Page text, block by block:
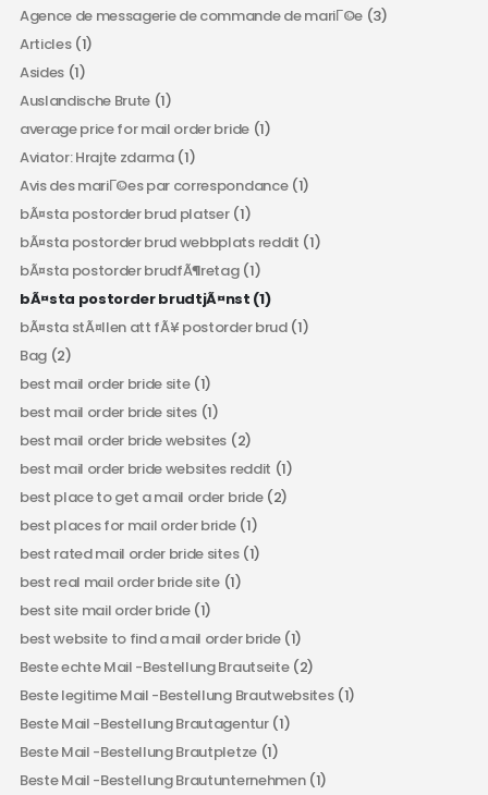
Agence de messagerie de commande de mariГ©e(3)
Articles(1)
Asides(1)
Auslandische Brute (1)
average price for mail order bride(1)
Aviator: Hrajte zdarma(1)
Avis des mariГ©es par correspondance(1)
bÃ¤sta postorder brud platser(1)
bÃ¤sta postorder brud webbplats reddit (1)
bÃ¤sta postorder brudfÃ¶retag(1)
bÃ¤sta postorder brudtjÃ¤nst (1)
bÃ¤sta stÃ¤llen att fÃ¥ postorder brud(1)
Bag(2)
best mail order bride site(1)
best mail order bride sites (1)
best mail order bride websites (2)
best mail order bride websites reddit (1)
best place to get a mail order bride(2)
best places for mail order bride(1)
best rated mail order bride sites(1)
best real mail order bride site(1)
best site mail order bride(1)
best website to find a mail order bride(1)
Beste echte Mail -Bestellung Brautseite(2)
Beste legitime Mail -Bestellung Brautwebsites(1)
Beste Mail -Bestellung Brautagentur(1)
Beste Mail -Bestellung Brautpletze(1)
Beste Mail -Bestellung Brautunternehmen(1)